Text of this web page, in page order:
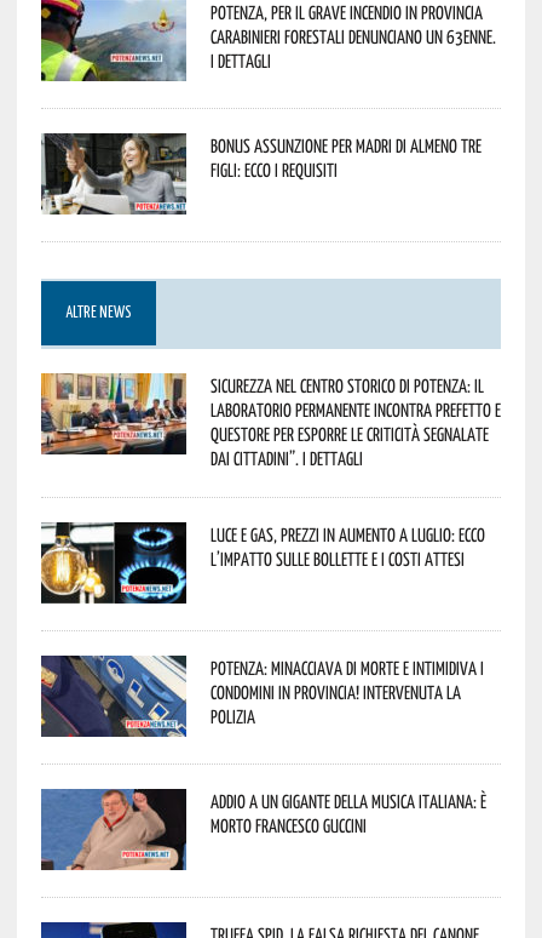
Potenza, per il grave incendio in Provincia
Carabinieri forestali denunciano un 63enne.
I dettagli
Bonus assunzione per madri di almeno tre
figli: ecco i requisiti
ALTRE NEWS
Sicurezza nel Centro Storico di Potenza: il
Laboratorio Permanente incontra Prefetto e
Questore per esporre le criticità segnalate
dai cittadini”. I dettagli
Luce e gas, prezzi in aumento a luglio: ecco
l’impatto sulle bollette e i costi attesi
Potenza: minacciava di morte e intimidiva i
condomini in provincia! Intervenuta la
Polizia
Addio a un gigante della musica italiana: è
morto Francesco Guccini